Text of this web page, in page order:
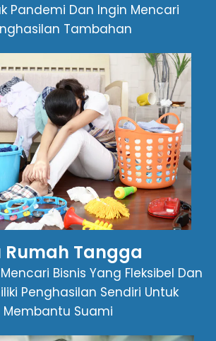
Pandemi Dan Ingin Mencari
Tambahan
Rumah Tangga
Bisnis Yang Fleksibel Dan
Penghasilan Sendiri Untuk
Membantu Suami